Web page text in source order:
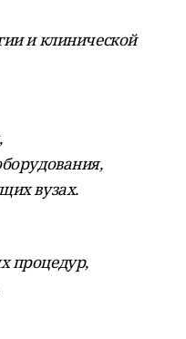
и клинической
вузах.
процедур,